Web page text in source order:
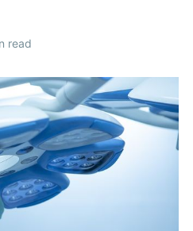
read